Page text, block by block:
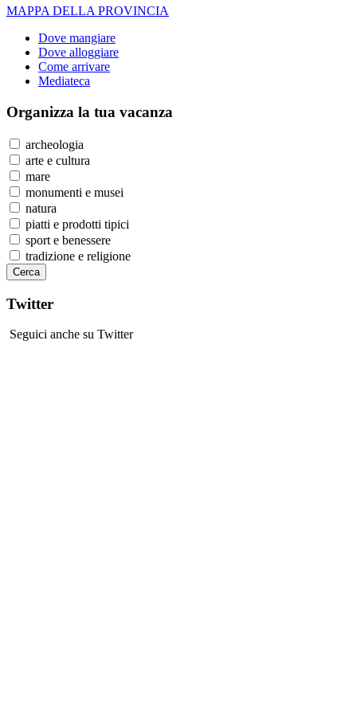
MAPPA DELLA PROVINCIA
Dove mangiare
Dove alloggiare
Come arrivare
Mediateca
Organizza la tua vacanza
archeologia
arte e cultura
mare
monumenti e musei
natura
piatti e prodotti tipici
sport e benessere
tradizione e religione
Twitter
Seguici anche su Twitter